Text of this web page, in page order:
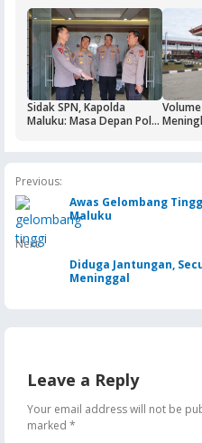
Sidak SPN, Kapolda
Maluku: Masa Depan Polri
Previous:
Awas Gelombang
Maluku
Next:
Diduga Jantungan,
Meninggal
Leave a Reply
Your email address will not be
marked *